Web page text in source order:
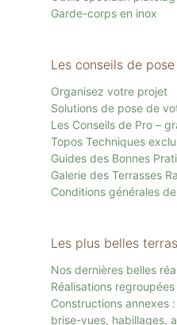
Garde-corps en inox
Les conseils de pose
Organisez votre projet
Solutions de pose de
Les Conseils de Pro –
Topos Techniques
Guides des Bonnes
Galerie des Terrasses
Conditions générales
Les plus belles
Nos dernières belles
Réalisations
Constructions annexes
brise-vues, habillages,